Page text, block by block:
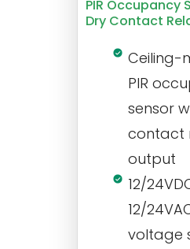
PIR Occupancy
Dry Contact
Ceiling-
PIR
sensor
contact
output
12/
12/
voltage